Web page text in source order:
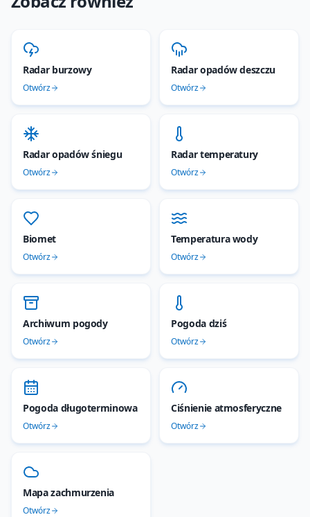
Radar burzowy
Otwórz
Radar opadów deszczu
Otwórz
Radar opadów śniegu
Otwórz
Radar temperatury
Otwórz
Biomet
Otwórz
Temperatura wody
Otwórz
Archiwum pogody
Otwórz
Pogoda dziś
Otwórz
Pogoda długoterminowa
Otwórz
Ciśnienie atmosferyczne
Otwórz
Mapa zachmurzenia
Otwórz